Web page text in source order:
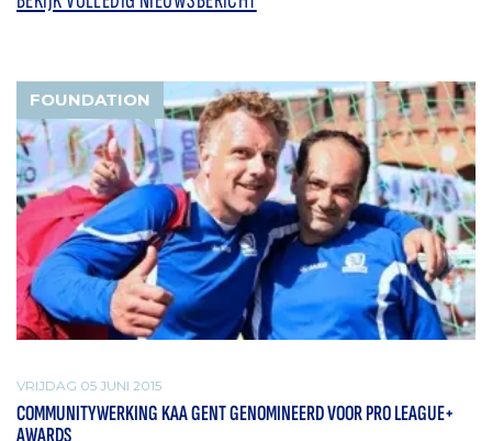
FOUNDATION
VRIJDAG 05 JUNI 2015
COMMUNITYWERKING KAA GENT GENOMINEERD VOOR PRO LEAGUE+
AWARDS